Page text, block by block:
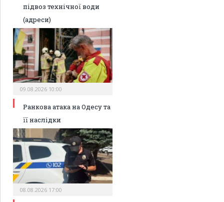
підвоз технічної води
(адреси)
09.08.2026 10:00
Ранкова атака на Одесу та
її наслідки
08.08.2026 17:00